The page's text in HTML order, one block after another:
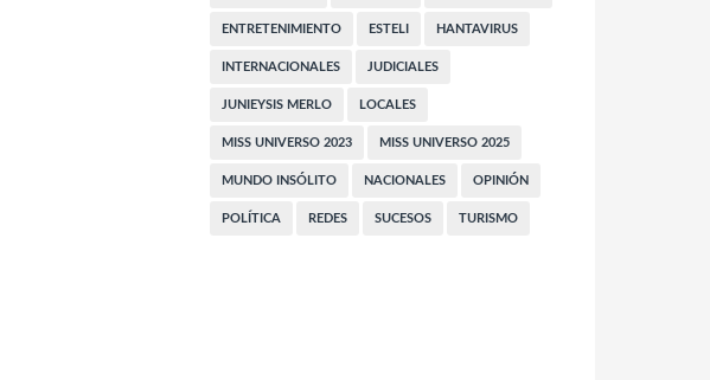
ENTRETENIMIENTO ESTELI HANTAVIRUS
INTERNACIONALES JUDICIALES
JUNIEYSIS MERLO LOCALES
MISS UNIVERSO 2023 MISS UNIVERSO 2025
MUNDO INSÓLITO NACIONALES OPINIÓN
POLÍTICA REDES SUCESOS TURISMO